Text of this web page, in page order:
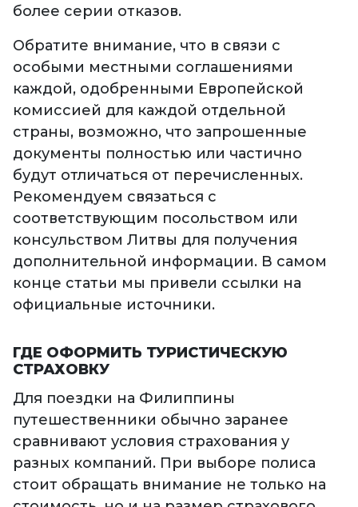
более серии отказов.
Обратите внимание, что в связи с
особыми местными соглашениями
каждой, одобренными Европейской
комиссией для каждой отдельной
страны, возможно, что запрошенные
документы полностью или частично
будут отличаться от перечисленных.
Рекомендуем связаться с
соответствующим посольством или
консульством Литвы для получения
дополнительной информации. В самом
конце статьи мы привели ссылки на
официальные источники.
ГДЕ ОФОРМИТЬ ТУРИСТИЧЕСКУЮ
СТРАХОВКУ
Для поездки на Филиппины
путешественники обычно заранее
сравнивают условия страхования у
разных компаний. При выборе полиса
стоит обращать внимание не только на